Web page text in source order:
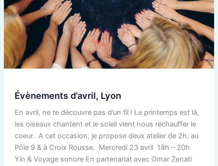
Évènements d’avril, Lyon
En avril, ne te découvre pas d’un fil ! Le printemps est là,
les oiseaux chantent et le soleil vient nous réchauffer le
coeur. A cet occasion, je propose deux atelier de 2h, au
Pôle 9 & à Croix Rousse. Mercredi 23 avril 18h – 20h
Yin & Voyage sonore En partenariat avec Omar Zenati